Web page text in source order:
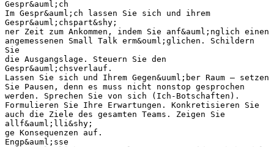
Gespr&auml;ch
Im Gespr&auml;ch lassen Sie sich und ihrem
Gespr&auml;chspart&shy;
ner Zeit zum Ankommen, indem Sie anf&auml;nglich einen
angemessenen Small Talk erm&ouml;glichen. Schildern
Sie
die Ausgangslage. Steuern Sie den
Gespr&auml;chsverlauf.
Lassen Sie sich und Ihrem Gegen&uuml;ber Raum – setzen
Sie Pausen, denn es muss nicht nonstop gesprochen
werden. Sprechen Sie von sich (Ich-Botschaften).
Formulieren Sie Ihre Erwartungen. Konkretisieren Sie
auch die Ziele des gesamten Teams. Zeigen Sie
allf&auml;lli&shy;
ge Konsequenzen auf.
Engp&auml;sse